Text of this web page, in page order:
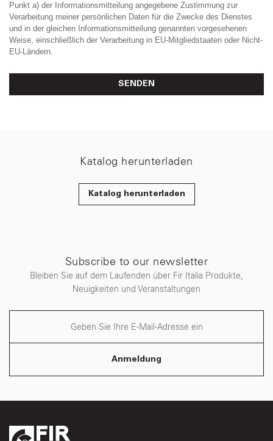
Punkt a) der Informationsmitteilung angegebene Zustimmung zur
Verarbeitung meiner persönlichen Daten für die Zwecke des Dienstes
und in der gleichen Informationsmitteilung genannten vorgesehenen
Weise, einschließlich der Verarbeitung in EU-Mitgliedstaaten oder Nicht-
EU-Ländern.
SENDEN
Katalog herunterladen
Katalog herunterladen
Subscribe to our newsletter
Bleiben Sie auf dem Laufenden über Fir Italia Produkte,
Neuigkeiten und Veranstaltungen
Anmeldung